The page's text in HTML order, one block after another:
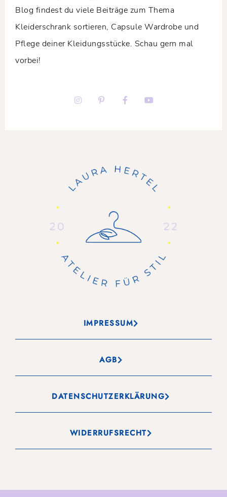
Blog findest du viele Beiträge zum Thema
Kleiderschrank sortieren, Capsule Wardrobe und
Pflege deiner Kleidungsstücke. Schau gern mal
vorbei!
IMPRESSUM
AGB
DATENSCHUTZERKLÄRUNG
WIDERRUFSRECHT